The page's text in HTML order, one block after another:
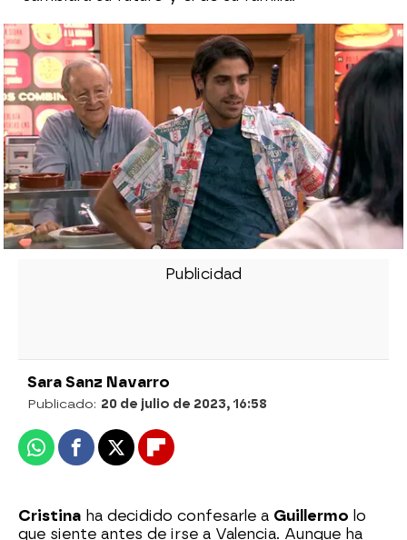
Sara Sanz Navarro
Publicado: 20 de julio de 2023, 16:58
WhatsappFacebook
X Flipboard
Cristina ha decidido confesarle a Guillermo lo
que siente antes de irse a Valencia. Aunque ha